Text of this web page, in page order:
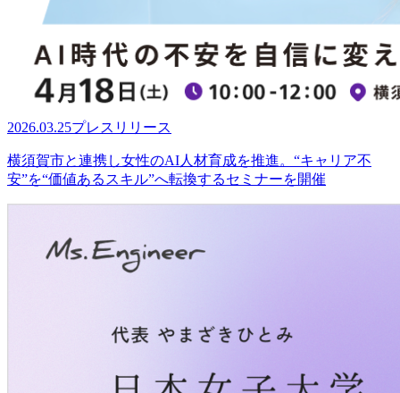
2026.03.25プレスリリース
横須賀市と連携し女性のAI人材育成を推進。“キャリア不
安”を“価値あるスキル”へ転換するセミナーを開催